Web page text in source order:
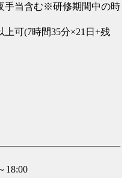
手当含む※研修期間中の時
上可(7時間35分×21日+残
18:00